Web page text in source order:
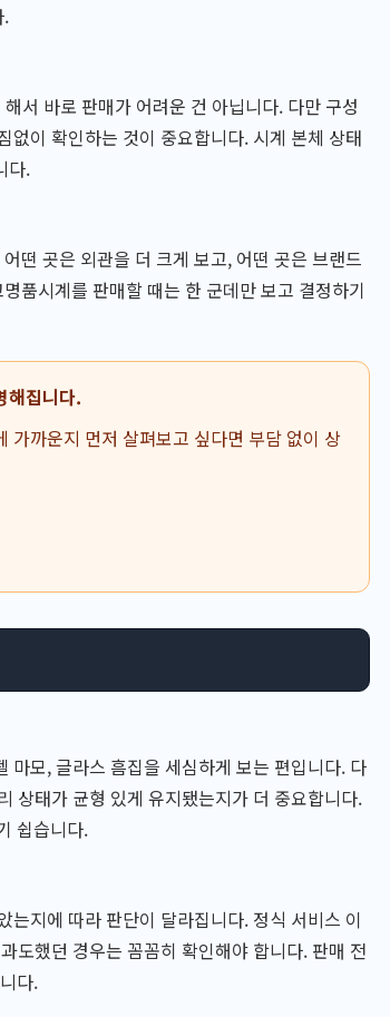
.
서 바로 판매가 어려운 건 아닙니다. 다만 구성
없이 확인하는 것이 중요합니다. 시계 본체 상태
다.
떤 곳은 외관을 더 크게 보고, 어떤 곳은 브랜드
품시계를 판매할 때는 한 군데만 보고 결정하기
해집니다.
가까운지 먼저 살펴보고 싶다면 부담 없이 상
마모, 글라스 흠집을 세심하게 보는 편입니다. 다
상태가 균형 있게 유지됐는지가 더 중요합니다.
쉽습니다.
지에 따라 판단이 달라집니다. 정식 서비스 이
도했던 경우는 꼼꼼히 확인해야 합니다. 판매 전
다.